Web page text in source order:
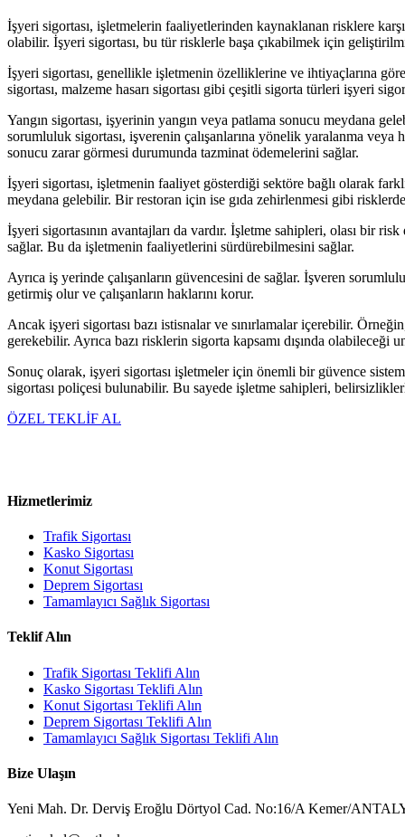
İşyeri sigortası, işletmelerin faaliyetlerinden kaynaklanan risklere
olabilir. İşyeri sigortası, bu tür risklerle başa çıkabilmek için
İşyeri sigortası, genellikle işletmenin özelliklerine ve ihtiyaçlarına
sigortası, malzeme hasarı sigortası gibi çeşitli sigorta türleri işyeri
Yangın sigortası, işyerinin yangın veya patlama sonucu meydana
sorumluluk sigortası, işverenin çalışanlarına yönelik yaralanma veya
sonucu zarar görmesi durumunda tazminat ödemelerini sağlar.
İşyeri sigortası, işletmenin faaliyet gösterdiği sektöre bağlı olarak
meydana gelebilir. Bir restoran için ise gıda zehirlenmesi gibi
İşyeri sigortasının avantajları da vardır. İşletme sahipleri, olası bir
sağlar. Bu da işletmenin faaliyetlerini sürdürebilmesini sağlar.
Ayrıca iş yerinde çalışanların güvencesini de sağlar. İşveren
getirmiş olur ve çalışanların haklarını korur.
Ancak işyeri sigortası bazı istisnalar ve sınırlamalar içerebilir.
gerekebilir. Ayrıca bazı risklerin sigorta kapsamı dışında olabileceği
Sonuç olarak, işyeri sigortası işletmeler için önemli bir güvence
sigortası poliçesi bulunabilir. Bu sayede işletme sahipleri,
ÖZEL TEKLİF AL
Hizmetlerimiz
Trafik Sigortası
Kasko Sigortası
Konut Sigortası
Deprem Sigortası
Tamamlayıcı Sağlık Sigortası
Teklif Alın
Trafik Sigortası Teklifi Alın
Kasko Sigortası Teklifi Alın
Konut Sigortası Teklifi Alın
Deprem Sigortası Teklifi Alın
Tamamlayıcı Sağlık Sigortası Teklifi Alın
Bize Ulaşın
Yeni Mah. Dr. Derviş Eroğlu Dörtyol Cad. No:16/A Kemer/